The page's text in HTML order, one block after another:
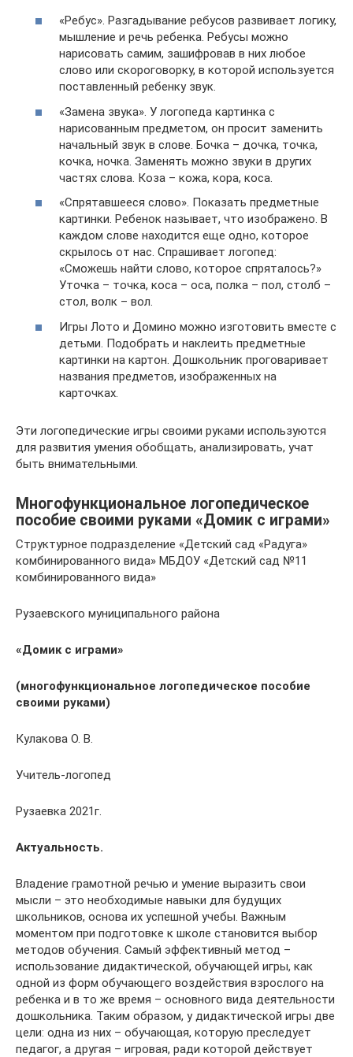
«Ребус». Разгадывание ребусов развивает логику,
мышление и речь ребенка. Ребусы можно
нарисовать самим, зашифровав в них любое
слово или скороговорку, в которой используется
поставленный ребенку звук.
«Замена звука». У логопеда картинка с
нарисованным предметом, он просит заменить
начальный звук в слове. Бочка – дочка, точка,
кочка, ночка. Заменять можно звуки в других
частях слова. Коза – кожа, кора, коса.
«Спрятавшееся слово». Показать предметные
картинки. Ребенок называет, что изображено. В
каждом слове находится еще одно, которое
скрылось от нас. Спрашивает логопед:
«Сможешь найти слово, которое спряталось?»
Уточка – точка, коса – оса, полка – пол, столб –
стол, волк – вол.
Игры Лото и Домино можно изготовить вместе с
детьми. Подобрать и наклеить предметные
картинки на картон. Дошкольник проговаривает
названия предметов, изображенных на
карточках.
Эти логопедические игры своими руками используются
для развития умения обобщать, анализировать, учат
быть внимательными.
Многофункциональное логопедическое
пособие своими руками «Домик с играми»
Структурное подразделение «Детский сад «Радуга»
комбинированного вида» МБДОУ «Детский сад №11
комбинированного вида»
Рузаевского муниципального района
«Домик с играми»
(многофункциональное логопедическое пособие
своими руками)
Кулакова О. В.
Учитель-логопед
Рузаевка 2021г.
Актуальность.
Владение грамотной речью и умение выразить свои
мысли – это необходимые навыки для будущих
школьников, основа их успешной учебы. Важным
моментом при подготовке к школе становится выбор
методов обучения. Самый эффективный метод –
использование дидактической, обучающей игры, как
одной из форм обучающего воздействия взрослого на
ребенка и в то же время – основного вида деятельности
дошкольника. Таким образом, у дидактической игры две
цели: одна из них – обучающая, которую преследует
педагог, а другая – игровая, ради которой действует